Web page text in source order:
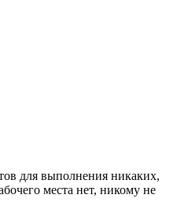
для выполнения никаких,
места нет, никому не